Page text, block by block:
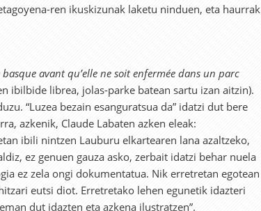
ren ikuskizunak laketu ninduen, eta haurrak
avant qu’elle ne soit enfermée dans un parc
ibilbide librea, jolas-parke batean sartu izan aitzin).
“Luzea bezain esanguratsua da” idatzi dut bere
azkenik, Claude Labaten azken eleak:
ibili nintzen Lauburu elkartearen lana azaltzeko,
ez genuen gauza asko, zerbait idatzi behar nuela
ez zela ongi dokumentatua. Nik erretretan egotean
eutsi diot. Erretretako lehen egunetik idazteri
dut idazten eta azkena ilustratzen”.